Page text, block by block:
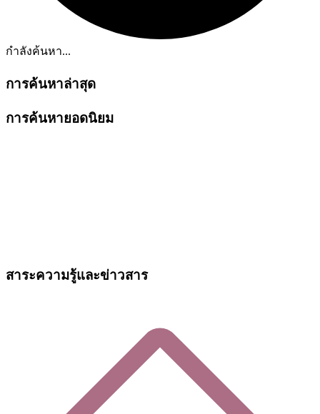
กำลังค้นหา...
การค้นหาล่าสุด
การค้นหายอดนิยม
สาระความรู้และข่าวสาร